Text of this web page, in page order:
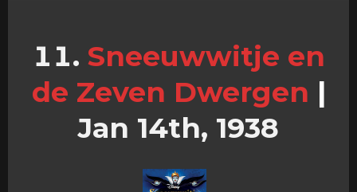
Sneeuwwitje en
de Zeven Dwergen |
Jan 14th, 1938